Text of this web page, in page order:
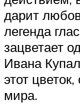
дарит
легенда
зацветает
Ивана
этот
мира.